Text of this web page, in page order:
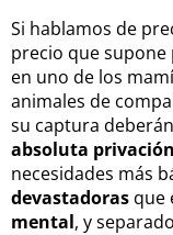
Si hablamos de
precio que
en uno de los
animales de
su captura
absoluta privación
necesidades más
devastadoras que
mental, y